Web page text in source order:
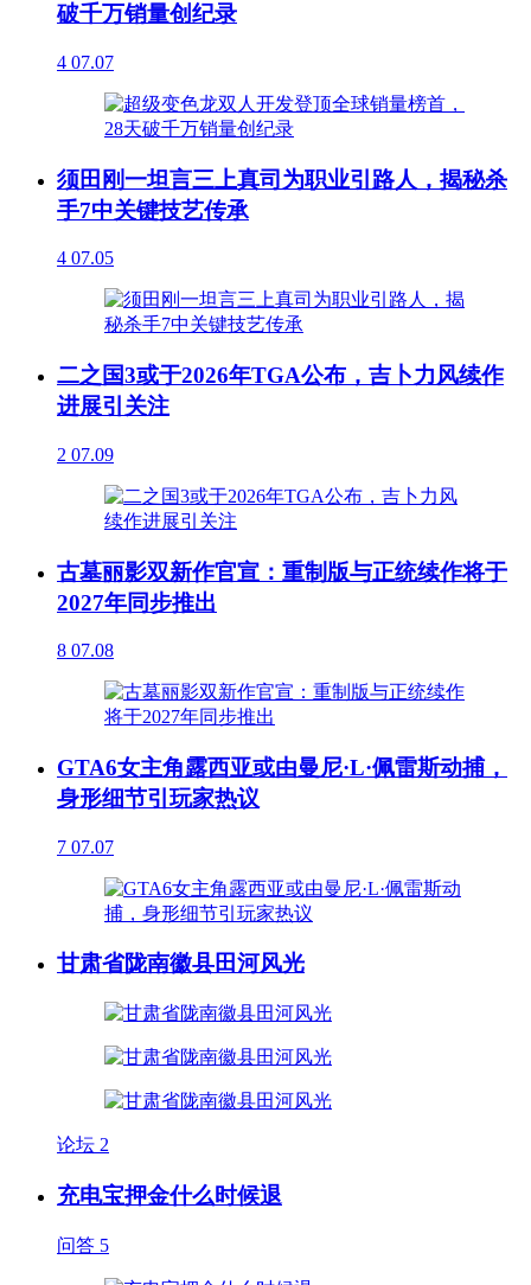
破千万销量创纪录
4 07.07
须田刚一坦言三上真司为职业引路人，揭秘杀
手7中关键技艺传承
4 07.05
二之国3或于2026年TGA公布，吉卜力风续作
进展引关注
2 07.09
古墓丽影双新作官宣：重制版与正统续作将于
2027年同步推出
8 07.08
GTA6女主角露西亚或由曼尼·L·佩雷斯动捕，
身形细节引玩家热议
7 07.07
甘肃省陇南徽县田河风光
论坛 2
充电宝押金什么时候退
问答 5